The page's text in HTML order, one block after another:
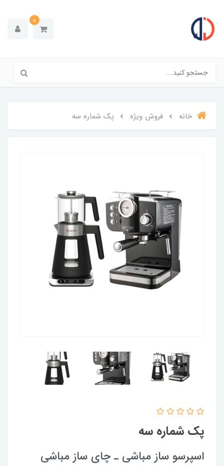
0
خانه فروش ویژه پک شماره سه
پک شماره سه
اسپرسو ساز مباشی ـ چای ساز مباشی